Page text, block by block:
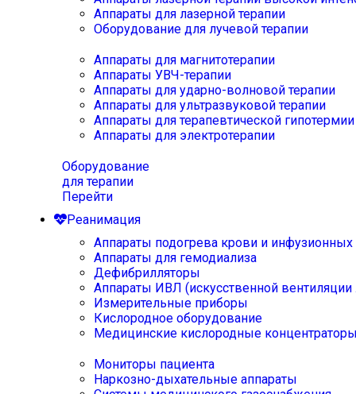
Аппараты для лазерной терапии
Оборудование для лучевой терапии
Аппараты для магнитотерапии
Аппараты УВЧ-терапии
Аппараты для ударно-волновой терапии
Аппараты для ультразвуковой терапии
Аппараты для терапевтической
Аппараты для электротерапии
Оборудование
для терапии
Перейти
Реанимация
Аппараты подогрева крови и инфузионных
Аппараты для гемодиализа
Дефибрилляторы
Аппараты ИВЛ (искусственной вентиляции
Измерительные приборы
Кислородное оборудование
Медицинские кислородные
Мониторы пациента
Наркозно-дыхательные аппараты